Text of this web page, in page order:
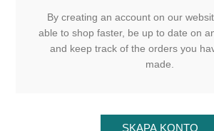
By creating an account on our
able to shop faster, be up to date on
and keep track of the orders you
made.